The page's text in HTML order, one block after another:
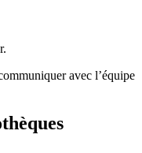
avec l’équipe